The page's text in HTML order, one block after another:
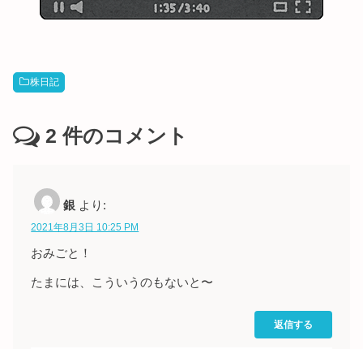
株日記
2 件のコメント
銀 より:
2021年8月3日 10:25 PM
おみごと！
たまには、こういうのもないと〜
返信する